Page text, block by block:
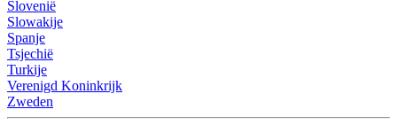
Slovenië
Slowakije
Spanje
Tsjechië
Turkije
Verenigd Koninkrijk
Zweden